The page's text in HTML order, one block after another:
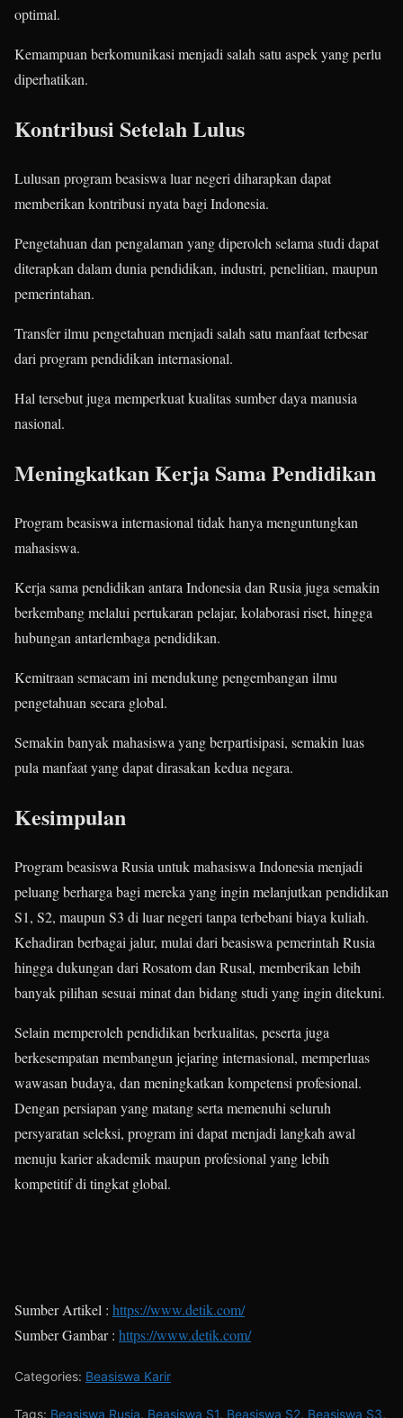
optimal.
Kemampuan berkomunikasi menjadi salah satu aspek yang perlu
diperhatikan.
Kontribusi Setelah Lulus
Lulusan program beasiswa luar negeri diharapkan dapat
memberikan kontribusi nyata bagi Indonesia.
Pengetahuan dan pengalaman yang diperoleh selama studi dapat
diterapkan dalam dunia pendidikan, industri, penelitian, maupun
pemerintahan.
Transfer ilmu pengetahuan menjadi salah satu manfaat terbesar
dari program pendidikan internasional.
Hal tersebut juga memperkuat kualitas sumber daya manusia
nasional.
Meningkatkan Kerja Sama Pendidikan
Program beasiswa internasional tidak hanya menguntungkan
mahasiswa.
Kerja sama pendidikan antara Indonesia dan Rusia juga semakin
berkembang melalui pertukaran pelajar, kolaborasi riset, hingga
hubungan antarlembaga pendidikan.
Kemitraan semacam ini mendukung pengembangan ilmu
pengetahuan secara global.
Semakin banyak mahasiswa yang berpartisipasi, semakin luas
pula manfaat yang dapat dirasakan kedua negara.
Kesimpulan
Program beasiswa Rusia untuk mahasiswa Indonesia menjadi
peluang berharga bagi mereka yang ingin melanjutkan pendidikan
S1, S2, maupun S3 di luar negeri tanpa terbebani biaya kuliah.
Kehadiran berbagai jalur, mulai dari beasiswa pemerintah Rusia
hingga dukungan dari Rosatom dan Rusal, memberikan lebih
banyak pilihan sesuai minat dan bidang studi yang ingin ditekuni.
Selain memperoleh pendidikan berkualitas, peserta juga
berkesempatan membangun jejaring internasional, memperluas
wawasan budaya, dan meningkatkan kompetensi profesional.
Dengan persiapan yang matang serta memenuhi seluruh
persyaratan seleksi, program ini dapat menjadi langkah awal
menuju karier akademik maupun profesional yang lebih
kompetitif di tingkat global.
Sumber Artikel : https://www.detik.com/
Sumber Gambar : https://www.detik.com/
Categories: Beasiswa Karir
Tags: Beasiswa Rusia, Beasiswa S1, Beasiswa S2, Beasiswa S3,